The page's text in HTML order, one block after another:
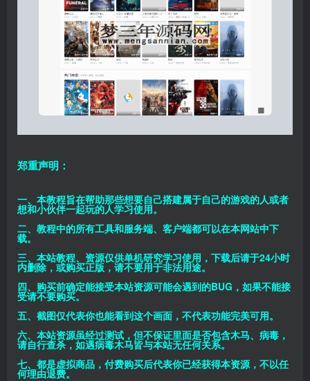
郑重声明：
一、本教程旨在帮助那些想要自己搭建属于自己的游戏的人或者
想和小伙伴一起玩的人学习使用。
二、教程中的所有工具和服务端、客户端都可以在本网站中下
载。
三、本站教程、资源仅供单机研究学习使用，下载后请于24小时
内删除，或购买正版，请不要用于非法用途。
四、购买前确定能接受本站资源可能会遇到的BUG，如果不能接
受请不要购买。
五、截图仅代表你也能看到这个画面，不代表功能完美可用。
六、本站资源虽经过测试，但不保证里面是否包含木马、病毒，
请自行查杀，如遇病毒木马皆与本站无任何关系。
七、都是虚拟商品，付费购买后代表你已经获得本资源，不以任
何理由退费。